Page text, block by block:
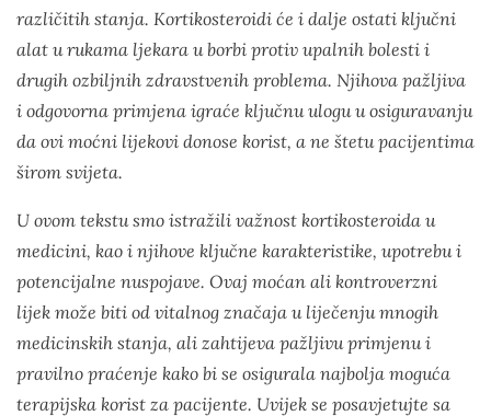
različitih stanja. Kortikosteroidi će i dalje ostati ključni
alat u rukama ljekara u borbi protiv upalnih bolesti i
drugih ozbiljnih zdravstvenih problema. Njihova pažljiva
i odgovorna primjena igraće ključnu ulogu u osiguravanju
da ovi moćni lijekovi donose korist, a ne štetu pacijentima
širom svijeta.
U ovom tekstu smo istražili važnost kortikosteroida u
medicini, kao i njihove ključne karakteristike, upotrebu i
potencijalne nuspojave. Ovaj moćan ali kontroverzni
lijek može biti od vitalnog značaja u liječenju mnogih
medicinskih stanja, ali zahtijeva pažljivu primjenu i
pravilno praćenje kako bi se osigurala najbolja moguća
terapijska korist za pacijente. Uvijek se posavjetujte sa